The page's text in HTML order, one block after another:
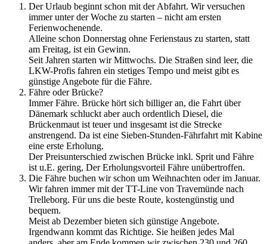
Der Urlaub beginnt schon mit der Abfahrt. Wir versuchen
immer unter der Woche zu starten – nicht am ersten
Ferienwochenende.
Alleine schon Donnerstag ohne Ferienstaus zu starten, statt
am Freitag, ist ein Gewinn.
Seit Jahren starten wir Mittwochs. Die Straßen sind leer, die
LKW-Profis fahren ein stetiges Tempo und meist gibt es
günstige Angebote für die Fähre.
Fähre oder Brücke?
Immer Fähre. Brücke hört sich billiger an, die Fahrt über
Dänemark schluckt aber auch ordentlich Diesel, die
Brückenmaut ist teuer und insgesamt ist die Strecke
anstrengend. Da ist eine Sieben-Stunden-Fährfahrt mit Kabine
eine erste Erholung.
Der Preisunterschied zwischen Brücke inkl. Sprit und Fähre
ist u.E. gering, Der Erholungsvorteil Fähre unübertroffen.
Die Fähre buchen wir schon um Weihnachten oder im Januar.
Wir fahren immer mit der TT-Line von Travemünde nach
Trelleborg. Für uns die beste Route, kostengünstig und
bequem.
Meist ab Dezember bieten sich günstige Angebote.
Irgendwann kommt das Richtige. Sie heißen jedes Mal